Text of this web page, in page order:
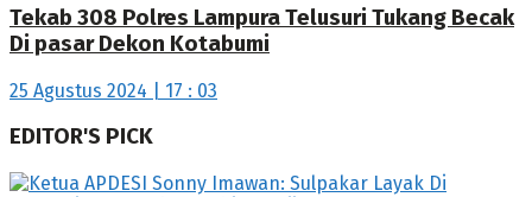
Tekab 308 Polres Lampura Telusuri Tukang Becak
Di pasar Dekon Kotabumi
25 Agustus 2024 | 17 : 03
EDITOR'S PICK